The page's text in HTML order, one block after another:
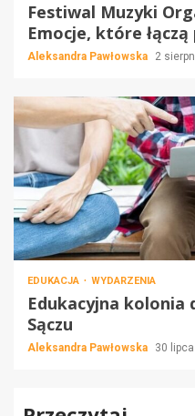
Festiwal Muzyki
Emocje, które
Aleksandra Pawłowska 2
EDUKACJA WYDARZENIA
Edukacyjna kolonia
Sączu
Aleksandra Pawłowska 30